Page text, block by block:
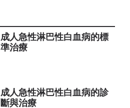
成人急性淋巴性白血病的標
準治療
成人急性淋巴性白血病的診
斷與治療